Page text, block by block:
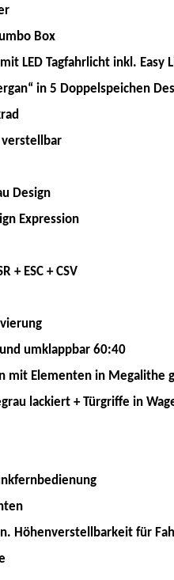
Box
LED Tagfahrlicht inkl. Easy
in 5 Doppelspeichen
verstellbar
Design
Expression
+ ESC + CSV
umklappbar 60:40
mit Elementen in Megalithe
lackiert + Türgriffe in
Höhenverstellbarkeit für